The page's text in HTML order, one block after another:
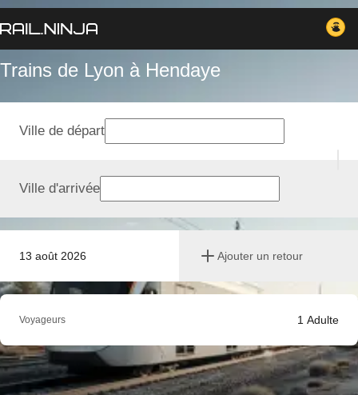
Trains de Lyon à Hendaye
13 août 2026 Ajouter un retour
Ville de départ
Ville d'arrivée
Voyageurs 1 Adulte